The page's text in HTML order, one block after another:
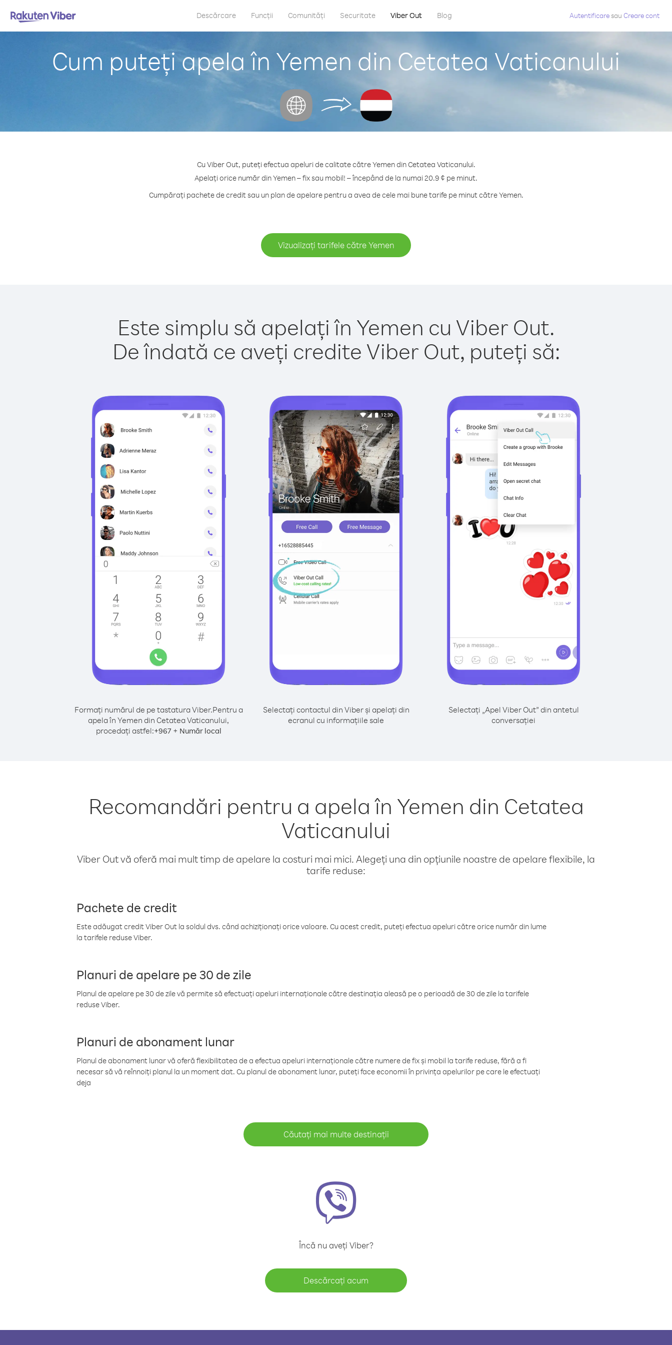
Descărcare Funcții Comunități Securitate Viber Out Blog Autentificaresau Creare cont
Cum puteți apela în Yemen din Cetatea Vaticanului
Cu Viber Out, puteți efectua apeluri de calitate către Yemen din Cetatea Vaticanului.
Apelați orice număr din Yemen – fix sau mobil! – începând de la numai 20.9 ¢ pe minut.
Cumpărați pachete de credit sau un plan de apelare pentru a avea de cele mai bune tarife pe minut către Yemen.
Vizualizați tarifele către Yemen
Este simplu să apelați în Yemen cu Viber Out.
De îndată ce aveți credite Viber Out, puteți să:
Formați numărul de pe tastatura Viber.Pentru a
apela în Yemen din Cetatea Vaticanului,
procedați astfel:+967+ Număr local
Selectați contactul din Viber și apelați din
ecranul cu informațiile sale
Selectați „Apel Viber Out” din antetul
conversației
Recomandări pentru a apela în Yemen din Cetatea
Vaticanului
Viber Out vă oferă mai mult timp de apelare la costuri mai mici. Alegeți una din opțiunile noastre de apelare flexibile, la
tarife reduse:
Pachete de credit
Este adăugat credit Viber Out la soldul dvs. când achiziționați orice valoare. Cu acest credit, puteți efectua apeluri către orice număr din lume
la tarifele reduse Viber.
Planuri de apelare pe 30 de zile
Planul de apelare pe 30 de zile vă permite să efectuați apeluri internaționale către destinația aleasă pe o perioadă de 30 de zile la tarifele
reduse Viber.
Planuri de abonament lunar
Planul de abonament lunar vă oferă flexibilitatea de a efectua apeluri internaționale către numere de fix și mobil la tarife reduse, fără a fi
necesar să vă reînnoiți planul la un moment dat. Cu planul de abonament lunar, puteți face economii în privința apelurilor pe care le efectuați
deja
Căutați mai multe destinații
Încă nu aveți Viber?
Descărcați acum